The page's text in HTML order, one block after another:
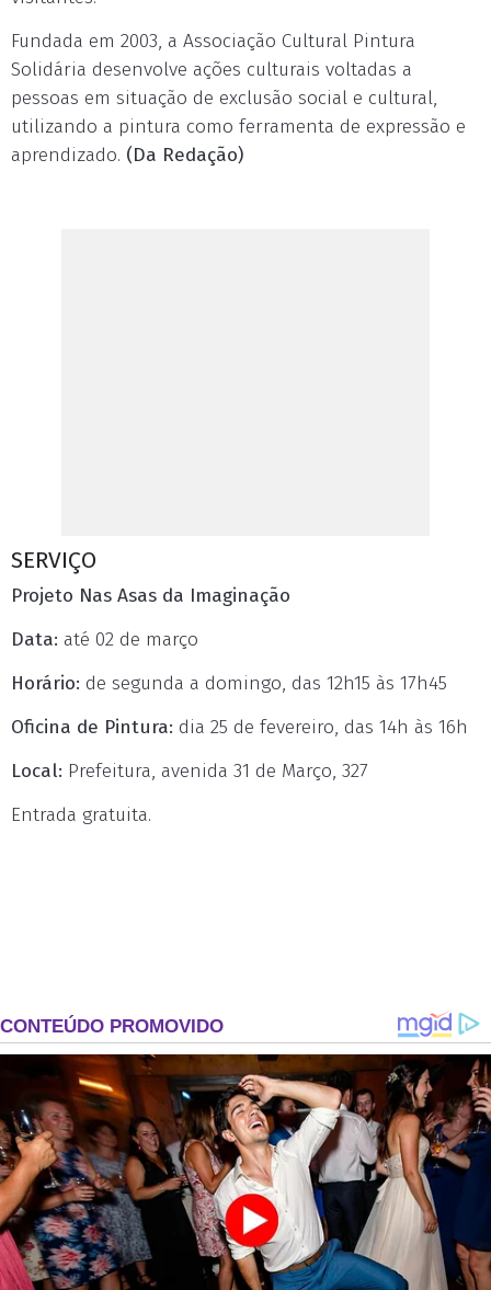
Fundada em 2003, a Associação Cultural Pintura
Solidária desenvolve ações culturais voltadas a
pessoas em situação de exclusão social e cultural,
utilizando a pintura como ferramenta de expressão e
aprendizado. (Da Redação)
SERVIÇO
Projeto Nas Asas da Imaginação
Data: até 02 de março
Horário: de segunda a domingo, das 12h15 às 17h45
Oficina de Pintura: dia 25 de fevereiro, das 14h às 16h
Local: Prefeitura, avenida 31 de Março, 327
Entrada gratuita.